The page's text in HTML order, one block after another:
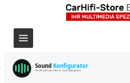
Sound Konfigurator
Finde dein perfektes Soundupgrade